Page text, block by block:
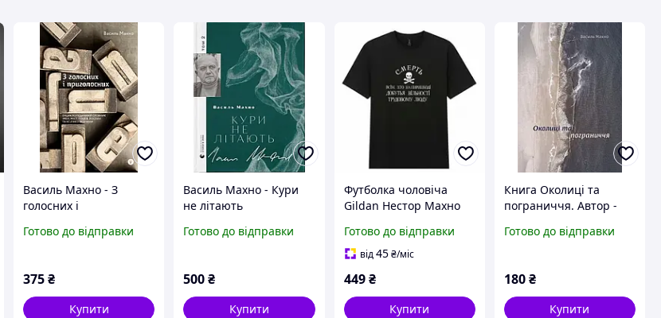
Василь Махно - З
голосних і
Енциклопедичний
Готово до відправки
375₴
Купити
Василь Махно - Кури
не літають
Готово до відправки
500₴
Купити
Футболка чоловіча
Gildan Нестор Махно
пиришкоді
Готово до відправки
від45 ₴/міс
449 ₴
Купити
Книга Околиці та
пограниччя. Автор -
Готово до відправки
180₴
Купити